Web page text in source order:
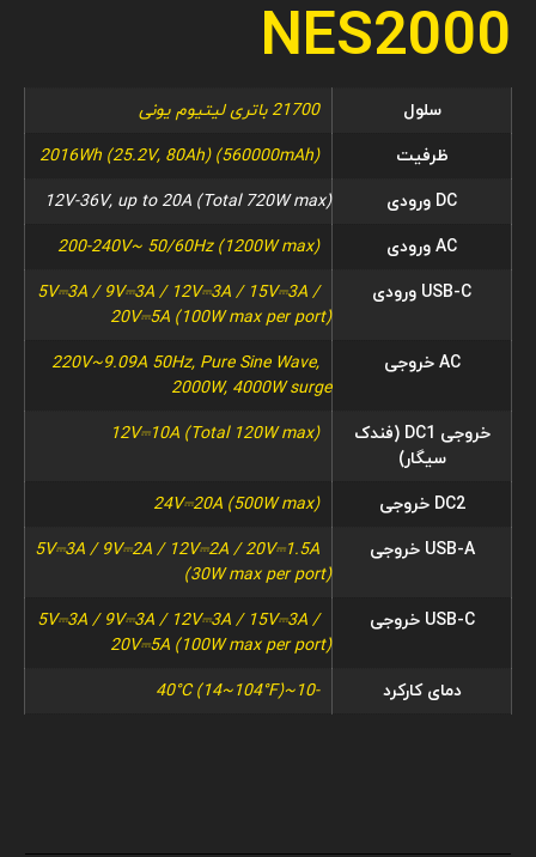
NES2000
سلول
21700 باتری لیتیوم یونی
ظرفیت
2016Wh (25.2V, 80Ah) (560000mAh)
DC ورودی
12V-36V, up to 20A (Total 720W max)
AC ورودی
200-240V~ 50/60Hz (1200W max)
USB-C ورودی
5V⎓3A / 9V⎓3A / 12V⎓3A / 15V⎓3A /
20V⎓5A (100W max per port)
AC خروجی
220V~9.09A 50Hz, Pure Sine Wave,
2000W, 4000W surge
خروجی DC1 (فندک
سیگار)
12V⎓10A (Total 120W max)
DC2 خروجی
24V⎓20A (500W max)
USB-A خروجی
5V⎓3A / 9V⎓2A / 12V⎓2A / 20V⎓1.5A
(30W max per port)
USB-C خروجی
5V⎓3A / 9V⎓3A / 12V⎓3A / 15V⎓3A /
20V⎓5A (100W max per port)
دمای کارکرد
-10~40°C (14~104°F)